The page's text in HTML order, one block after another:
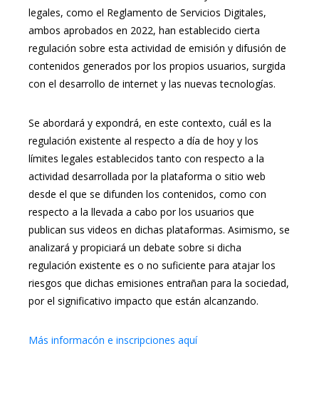
legales, como el Reglamento de Servicios Digitales,
ambos aprobados en 2022, han establecido cierta
regulación sobre esta actividad de emisión y difusión de
contenidos generados por los propios usuarios, surgida
con el desarrollo de internet y las nuevas tecnologías.
Se abordará y expondrá, en este contexto, cuál es la
regulación existente al respecto a día de hoy y los
límites legales establecidos tanto con respecto a la
actividad desarrollada por la plataforma o sitio web
desde el que se difunden los contenidos, como con
respecto a la llevada a cabo por los usuarios que
publican sus videos en dichas plataformas. Asimismo, se
analizará y propiciará un debate sobre si dicha
regulación existente es o no suficiente para atajar los
riesgos que dichas emisiones entrañan para la sociedad,
por el significativo impacto que están alcanzando.
Más informacón e inscripciones aquí